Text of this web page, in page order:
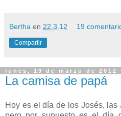
Bertha en 22.3.12 19
Compartir
lunes, 19 de marzo de 2012
La camisa de papá
Hoy es el día de los Josés,